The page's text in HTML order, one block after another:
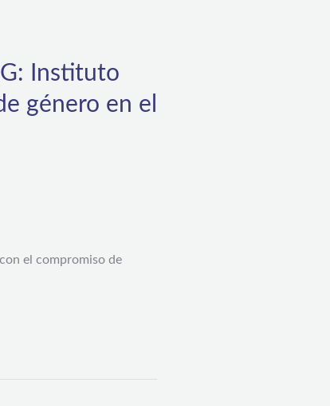
Instituto
género en el
el compromiso de